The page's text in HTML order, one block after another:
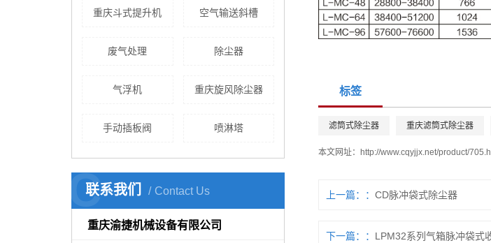
重庆斗式提升机 空气输送斜槽
废气处理 除尘器
气浮机 重庆旋风除尘器
手动插板阀 喷淋塔
联系我们 Contact Us
C
重庆渝捷机械设备有限公司
标签
滤筒式除尘器 重庆滤筒式除尘器
本文网址： http://www.cqyjjx.net/product/
上一篇： CD脉冲袋式除尘器
下一篇： LPM32系列气箱脉冲袋式